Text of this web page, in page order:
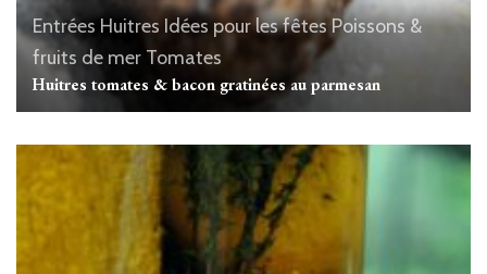
Entrées Huitres Idées pour les fêtes Poissons &
fruits de mer Tomates
Huitres tomates & bacon gratinées au parmesan